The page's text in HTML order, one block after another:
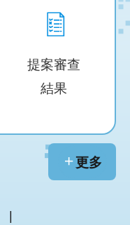
提案審查
結果
更多